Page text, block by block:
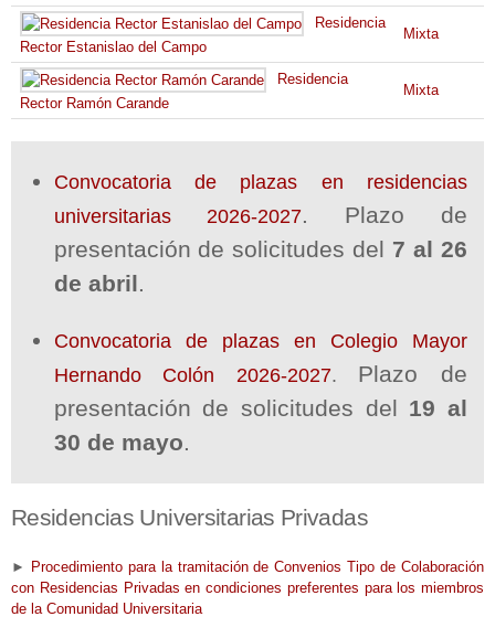
Residencia
Rector Estanislao del Campo
Mixta
Residencia
Rector Ramón Carande
Mixta
Convocatoria de plazas en residencias
universitarias 2026-2027. Plazo de
presentación de solicitudes del 7 al 26
de abril.
Convocatoria de plazas en Colegio Mayor
Hernando Colón 2026-2027. Plazo de
presentación de solicitudes del 19 al
30 de mayo.
Residencias Universitarias Privadas
►
Procedimiento para la tramitación de Convenios Tipo de Colaboración
con Residencias Privadas en condiciones preferentes para los miembros
de la Comunidad Universitaria